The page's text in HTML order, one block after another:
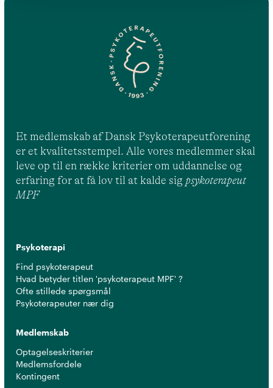
Et medlemskab af Dansk Psykoterapeutforening
er et kvalitetsstempel. Alle vores medlemmer skal
leve op til en række kriterier om uddannelse og
erfaring for at få lov til at kalde sig psykoterapeut
MPF
Psykoterapi
Find psykoterapeut
Hvad betyder titlen 'psykoterapeut MPF' ?
Ofte stillede spørgsmål
Psykoterapeuter nær dig
Medlemskab
Optagelseskriterier
Medlemsfordele
Kontingent